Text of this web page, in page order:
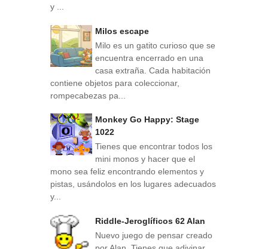
y ...
Milos escape
Milo es un gatito curioso que se
encuentra encerrado en una
casa extraña. Cada habitación
contiene objetos para coleccionar,
rompecabezas pa...
Monkey Go Happy: Stage
1022
Tienes que encontrar todos los
mini monos y hacer que el
mono sea feliz encontrando elementos y
pistas, usándolos en los lugares adecuados
y...
Riddle-Jeroglíficos 62 Alan
Nuevo juego de pensar creado